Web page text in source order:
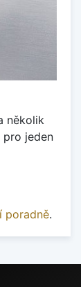
několik
pro jeden
poradně.